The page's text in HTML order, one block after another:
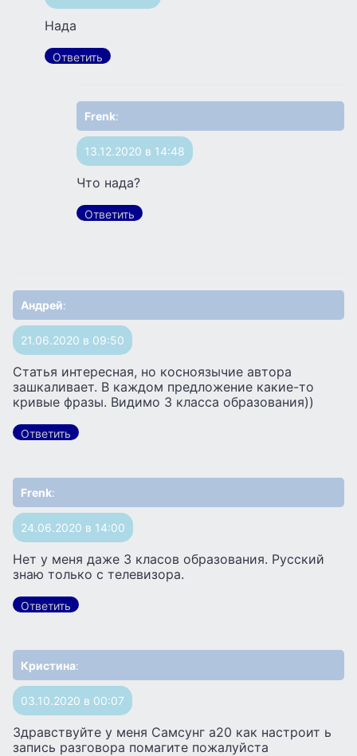
Нада
Ответить
Frenk:
13.12.2020 в 14:48
Что нада?
Ответить
Андрей:
21.06.2020 в 09:50
Статья интересная, но косноязычие автора
зашкаливает. В каждом предложение какие-то
кривые фразы. Видимо 3 класса образования))
Ответить
Frenk:
24.06.2020 в 14:00
Нет у меня даже 3 класов образования. Русский
знаю только с телевизора.
Ответить
Кристина:
03.10.2020 в 00:07
Здравствуйте у меня Самсунг а20 как настроит ь
запись разговора помагите пожалуйста